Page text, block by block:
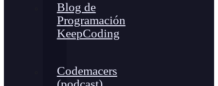
Blog de
Programación
KeepCoding
Codemacers